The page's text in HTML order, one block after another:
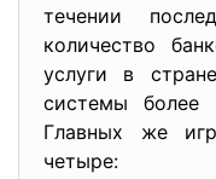
течении
количество
услуги в
системы более
Главных же
четыре: